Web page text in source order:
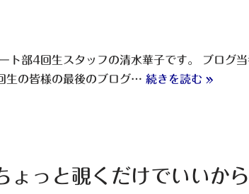
ト部4回生スタッフの清水華子です。 ブログ
生の皆様の最後のブログ… 続きを読む »
ょっと覗くだけでいいから